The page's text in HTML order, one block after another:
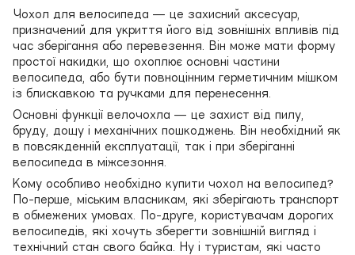
Чохол для велосипеда — це захисний аксесуар,
призначений для укриття його від зовнішніх впливів під
час зберігання або перевезення. Він може мати форму
простої накидки, що охоплює основні частини
велосипеда, або бути повноцінним герметичним мішком
із блискавкою та ручками для перенесення.
Основні функції велочохла — це захист від пилу,
бруду, дощу і механічних пошкоджень. Він необхідний як
в повсякденній експлуатації, так і при зберіганні
велосипеда в міжсезоння.
Кому особливо необхідно купити чохол на велосипед?
По-перше, міським власникам, які зберігають транспорт
в обмежених умовах. По-друге, користувачам дорогих
велосипедів, які хочуть зберегти зовнішній вигляд і
технічний стан свого байка. Ну і туристам, які часто